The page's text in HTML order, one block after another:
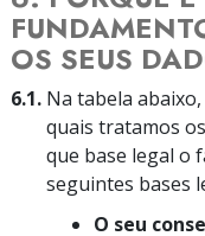
OS SEUS
6.1. Na tabela
quais tratamos
que base legal o
seguintes bases
O seu